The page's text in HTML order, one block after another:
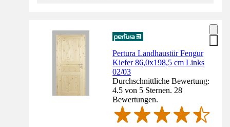
Pertura Landhaustür Fengur
Kiefer 86,0x198,5 cm Links
02/03
Durchschnittliche Bewertung:
4.5 von 5 Sternen. 28
Bewertungen.